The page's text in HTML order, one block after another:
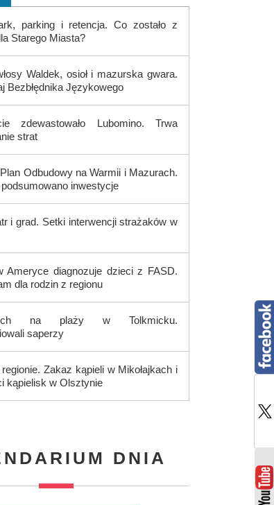
parking i retencja. Co zostało z
Starego Miasta?
Waldek, osioł i mazurska gwara.
Bezbłędnika Językowego
zdewastowało Lubomino. Trwa
strat
Odbudowy na Warmii i Mazurach.
podsumowano inwestycje
i grad. Setki interwencji strażaków w
Ameryce diagnozuje dzieci z FASD.
dla rodzin z regionu
na plaży w Tolkmicku.
saperzy
Zakaz kąpieli w Mikołajkach i
kąpielisk w Olsztynie
DNIA